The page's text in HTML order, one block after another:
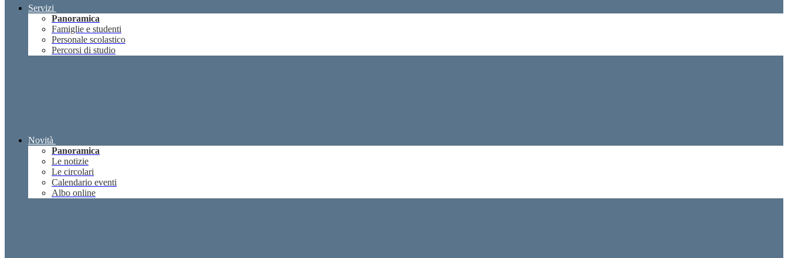
Servizi
Panoramica
Famiglie e studenti
Personale scolastico
Percorsi di studio
Novità
Panoramica
Le notizie
Le circolari
Calendario eventi
Albo online